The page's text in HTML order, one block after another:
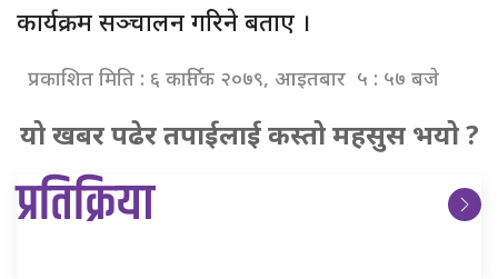
कार्यक्रम सञ्चालन गरिने बताए ।
प्रकाशित मिति : ६ कार्तिक २०७९, आइतबार ५ : ५७ बजे
यो खबर पढेर तपाईलाई कस्तो महसुस भयो ?
प्रतिक्रिया